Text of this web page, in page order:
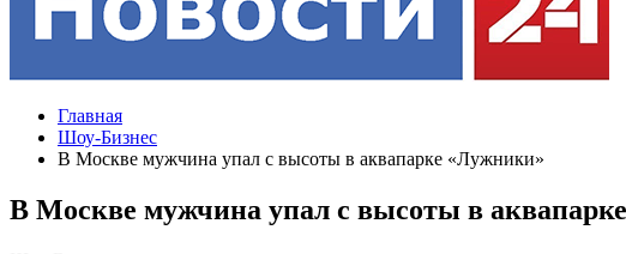
Главная
Шоу-Бизнес
В Москве мужчина упал с высоты в аквапарке «Лужники»
В Москве мужчина упал с высоты в